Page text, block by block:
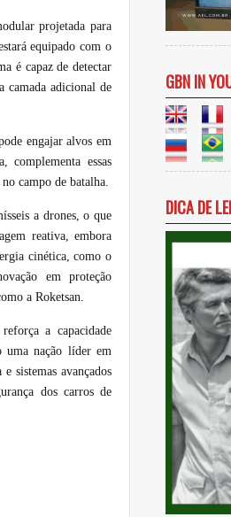
projetada para
equipado com o
é capaz de detectar
camada adicional de
engajar alvos em
essas
campo de batalha.
a drones, o que
reativa, embora
cinética, como o
em proteção
a Roketsan.
a capacidade
uma nação líder em
sistemas avançados
dos carros de
GBN IN
DICA DE